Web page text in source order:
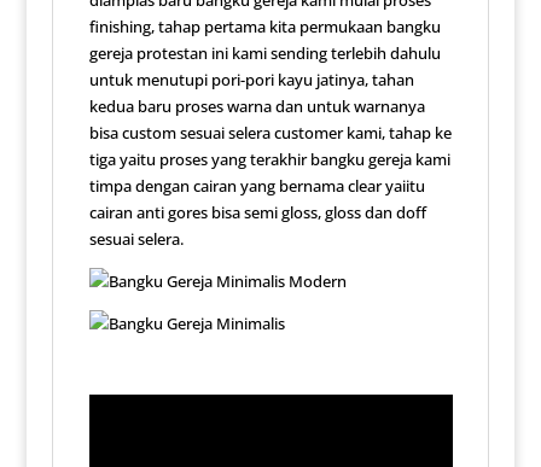
finishing, tahap pertama kita permukaan bangku
gereja protestan ini kami sending terlebih dahulu
untuk menutupi pori-pori kayu jatinya, tahan
kedua baru proses warna dan untuk warnanya
bisa custom sesuai selera customer kami, tahap ke
tiga yaitu proses yang terakhir bangku gereja kami
timpa dengan cairan yang bernama clear yaiitu
cairan anti gores bisa semi gloss, gloss dan doff
sesuai selera.